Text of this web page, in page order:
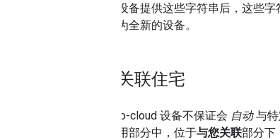
为给定设备提供这些字符串后，这些
中显示为全新的设备。
自动关联住宅
Cloud-to-cloud 设备不保证会 自动与特
幕的专用部分中，位于与您关联部分下